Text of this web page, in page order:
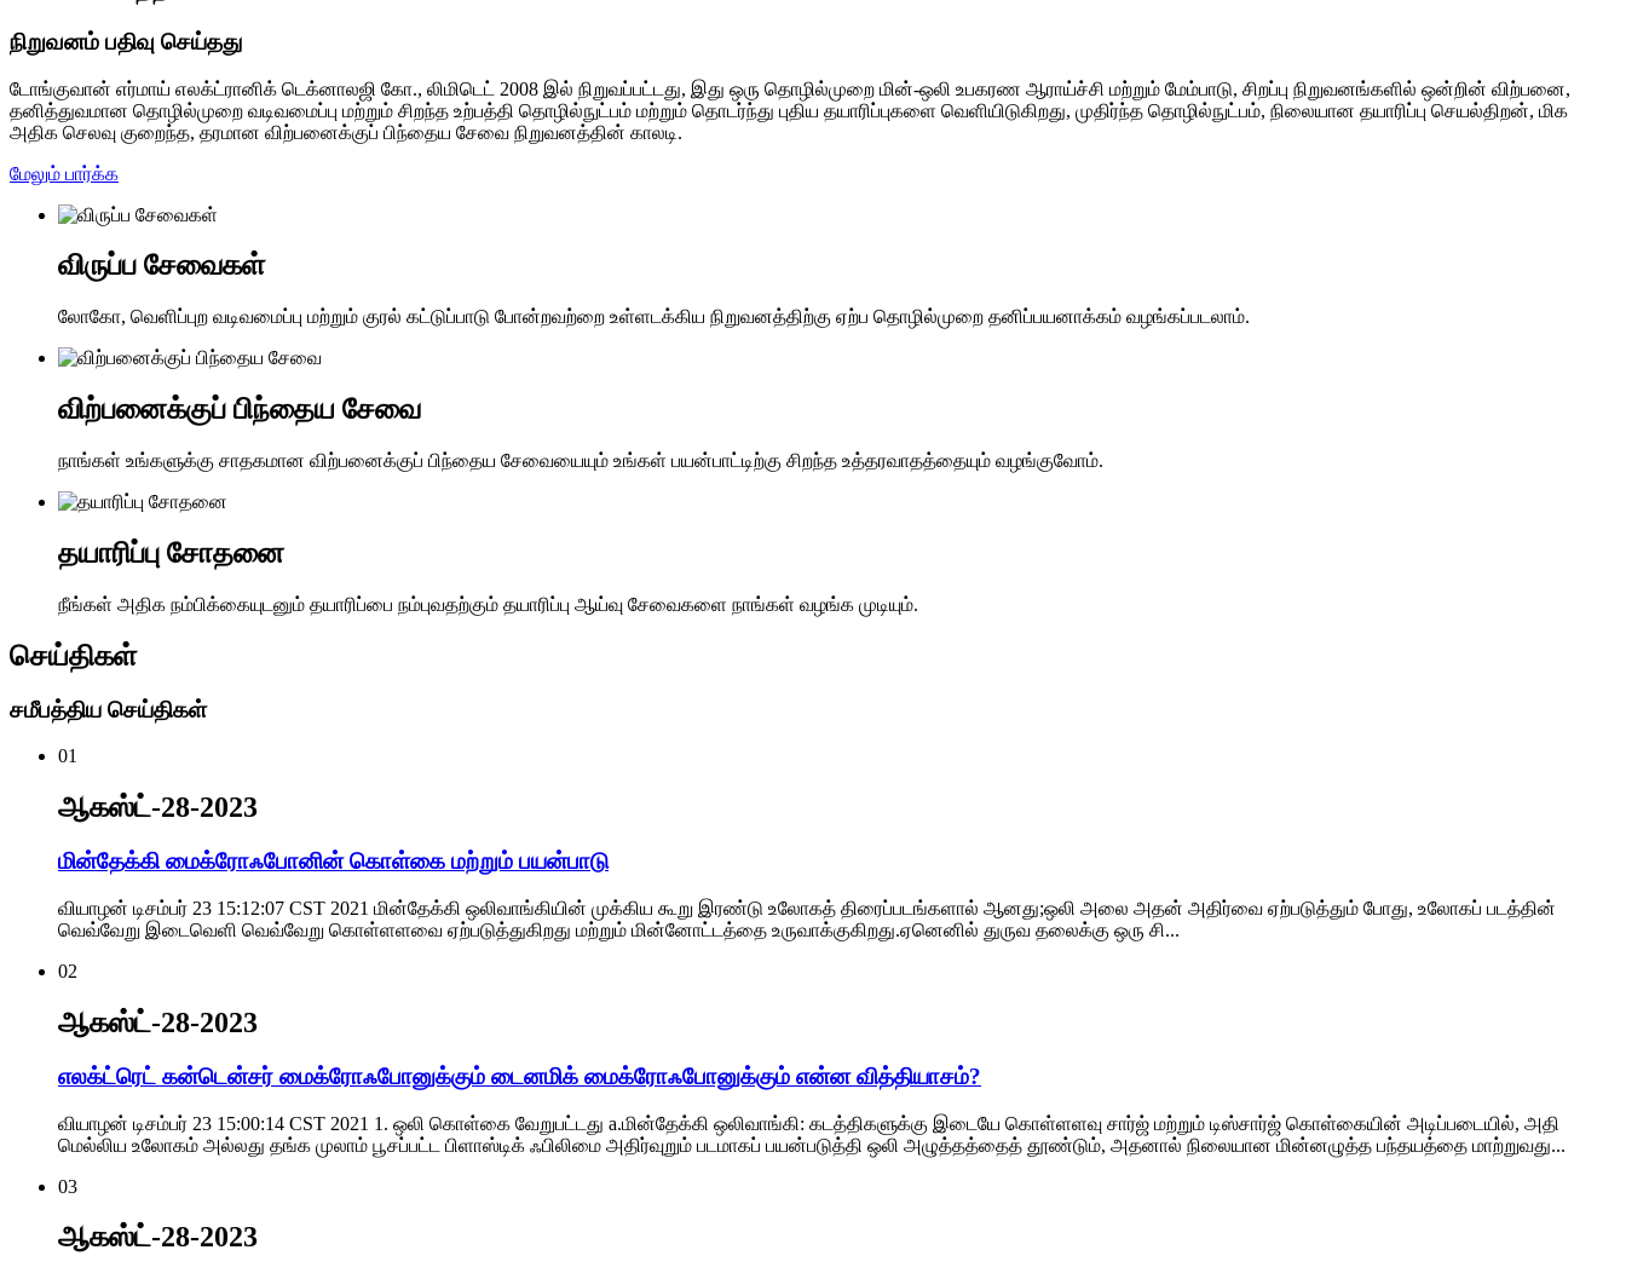
நிறுவனம் பதிவு செய்தது
டோங்குவான் எர்மாய் எலக்ட்ரானிக் டெக்னாலஜி கோ., லிமிடெட் 2008 இல் நிறுவப்பட்டது, இது ஒரு தொழில்முறை மின்-ஒலி உபகரண ஆராய்ச்சி மற்றும் மேம்பாடு, சிறப்பு நிறுவனங்களில் ஒன்றின் விற்பனை,
தனித்துவமான தொழில்முறை வடிவமைப்பு மற்றும் சிறந்த உற்பத்தி தொழில்நுட்பம் மற்றும் தொடர்ந்து புதிய தயாரிப்புகளை வெளியிடுகிறது, முதிர்ந்த தொழில்நுட்பம், நிலையான தயாரிப்பு செயல்திறன், மிக
அதிக செலவு குறைந்த, தரமான விற்பனைக்குப் பிந்தைய சேவை நிறுவனத்தின் காலடி.
மேலும் பார்க்க
விருப்ப சேவைகள்
லோகோ, வெளிப்புற வடிவமைப்பு மற்றும் குரல் கட்டுப்பாடு போன்றவற்றை உள்ளடக்கிய நிறுவனத்திற்கு ஏற்ப தொழில்முறை தனிப்பயனாக்கம் வழங்கப்படலாம்.
விற்பனைக்குப் பிந்தைய சேவை
நாங்கள் உங்களுக்கு சாதகமான விற்பனைக்குப் பிந்தைய சேவையையும் உங்கள் பயன்பாட்டிற்கு சிறந்த உத்தரவாதத்தையும் வழங்குவோம்.
தயாரிப்பு சோதனை
நீங்கள் அதிக நம்பிக்கையுடனும் தயாரிப்பை நம்புவதற்கும் தயாரிப்பு ஆய்வு சேவைகளை நாங்கள் வழங்க முடியும்.
செய்திகள்
சமீபத்திய செய்திகள்
01
ஆகஸ்ட்-28-2023
மின்தேக்கி மைக்ரோஃபோனின் கொள்கை மற்றும் பயன்பாடு
வியாழன் டிசம்பர் 23 15:12:07 CST 2021 மின்தேக்கி ஒலிவாங்கியின் முக்கிய கூறு இரண்டு உலோகத் திரைப்படங்களால் ஆனது;ஒலி அலை அதன் அதிர்வை ஏற்படுத்தும் போது, ​​உலோகப் படத்தின்
வெவ்வேறு இடைவெளி வெவ்வேறு கொள்ளளவை ஏற்படுத்துகிறது மற்றும் மின்னோட்டத்தை உருவாக்குகிறது.ஏனெனில் துருவ தலைக்கு ஒரு சி...
02
ஆகஸ்ட்-28-2023
எலக்ட்ரெட் கன்டென்சர் மைக்ரோஃபோனுக்கும் டைனமிக் மைக்ரோஃபோனுக்கும் என்ன வித்தியாசம்?
வியாழன் டிசம்பர் 23 15:00:14 CST 2021 1. ஒலி கொள்கை வேறுபட்டது a.மின்தேக்கி ஒலிவாங்கி: கடத்திகளுக்கு இடையே கொள்ளளவு சார்ஜ் மற்றும் டிஸ்சார்ஜ் கொள்கையின் அடிப்படையில், அதி
மெல்லிய உலோகம் அல்லது தங்க முலாம் பூசப்பட்ட பிளாஸ்டிக் ஃபிலிமை அதிர்வுறும் படமாகப் பயன்படுத்தி ஒலி அழுத்தத்தைத் தூண்டும், அதனால் நிலையான மின்னழுத்த பந்தயத்தை மாற்றுவது...
03
ஆகஸ்ட்-28-2023